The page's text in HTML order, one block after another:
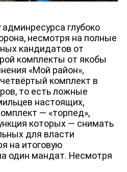
глубоко
несмотря на полные
кандидатов от
комплекты от якобы
«Мой район»,
комплект в
то есть ложные
настоящих,
— «торпед»,
которых — снимать
для власти
на итоговую
один мандат. Несмотря